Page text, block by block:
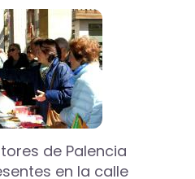
de Palencia
en la calle